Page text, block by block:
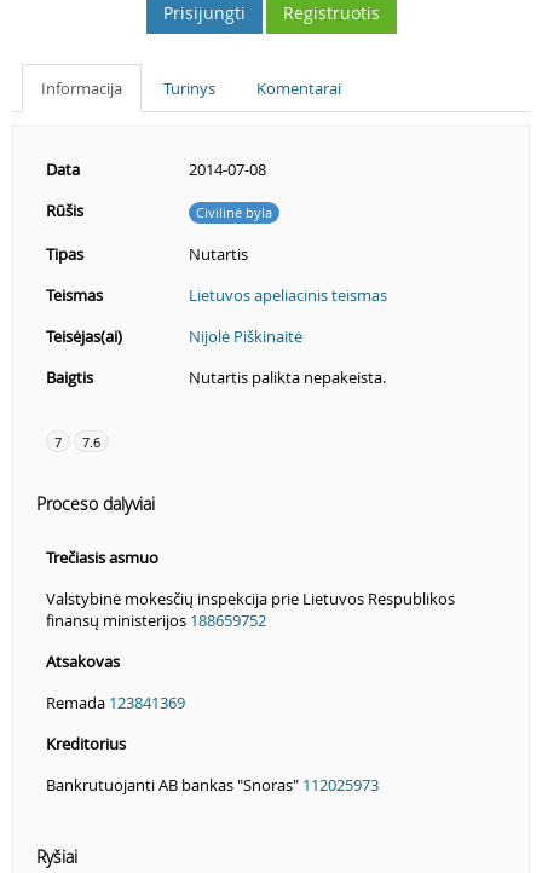
Prisijungti Registruotis
Informacija Turinys Komentarai
Data
2014-07-08
Rūšis
Civilinė byla
Tipas
Nutartis
Teismas
Lietuvos apeliacinis teismas
Teisėjas(ai)
Nijolė Piškinaitė
Baigtis
Nutartis palikta nepakeista.
7 7.6
Proceso dalyviai
Trečiasis asmuo
Valstybinė mokesčių inspekcija prie Lietuvos Respublikos
finansų ministerijos 188659752
Atsakovas
Remada 123841369
Kreditorius
Bankrutuojanti AB bankas "Snoras" 112025973
Ryšiai